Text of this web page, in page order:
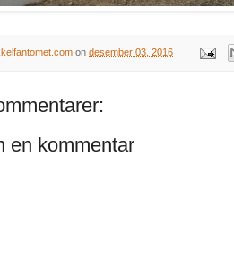
on desember 03, 2016
en kommentar